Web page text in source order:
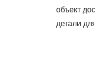
объект
детали